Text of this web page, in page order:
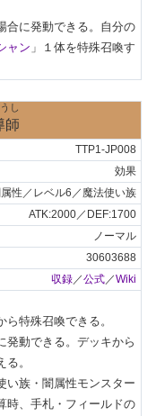
合に発動できる。自分の
ャン 」１体を特殊召喚す
し
師
TTP1-JP008
効果
性／レベル6／魔法使い族
ATK:2000／DEF:1700
ノーマル
30603688
収録 ／公式 ／Wiki
特殊召喚できる。
動できる。デッキから
。
族・闇属性モンスター
時、手札・フィールドの